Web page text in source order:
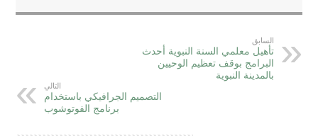
السابق
تأهيل معلمي السنة النبوية أحدث
البرامج بوقف تعظيم الوحيين
بالمدينة النبوية
التالي
التصميم الجرافيكي باستخدام
برنامج الفوتوشوب